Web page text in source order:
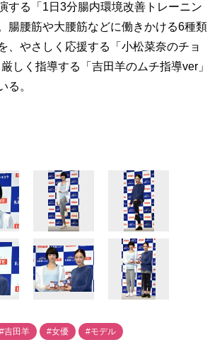
する「1日3分腸内環境改善トレーニン
腸腰筋や大腰筋などに働きかける6種類
、やさしく応援する「小松菜奈のチョ
しく指導する「吉田羊のムチ指導ver」
る。
#吉田羊 #女優 #モデル